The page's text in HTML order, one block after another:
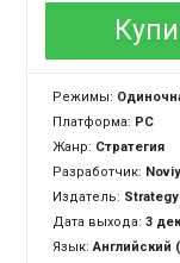
Режимы:
Платформа: PC
Жанр: Стратегия
Разработчик:
Издатель:
Дата выхода: 3
Язык:Английский